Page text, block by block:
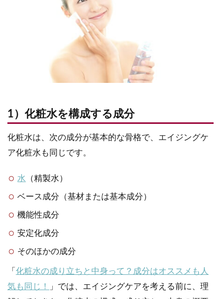
1）化粧水を構成する成分
化粧水は、次の成分が基本的な骨格で、エイジングケ
ア化粧水も同じです。
水 （精製水）
ベース成分（基材または基本成分）
機能性成分
安定化成分
そのほかの成分
「 化粧水の成り立ちと中身って？成分はオススメも人
気も同じ！
」では、エイジングケアを考える前に、理